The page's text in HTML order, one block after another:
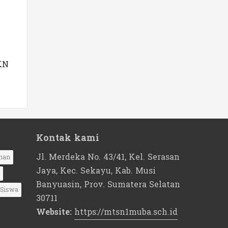
Siswa
Kontak kami
Jl. Merdeka No. 43/41, Kel. Serasan
Jaya, Kec. Sekayu, Kab. Musi
Banyuasin, Prov. Sumatera Selatan
30711
Website: https://mtsn1muba.sch.id